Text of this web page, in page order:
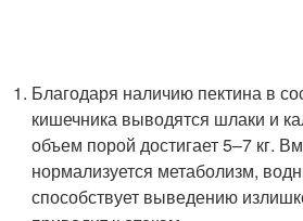
Благодаря наличию пектина в
кишечника выводятся шлаки и
объем порой достигает 5–7 кг.
нормализуется метаболизм,
способствует выведению